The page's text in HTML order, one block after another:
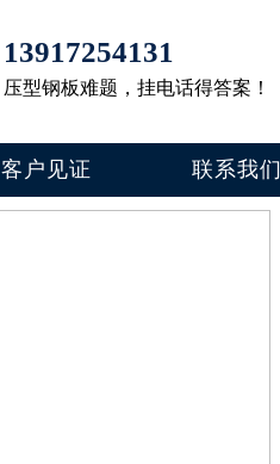
13917254131
压型钢板难题，挂电话得答案！
客户见证 联系我们